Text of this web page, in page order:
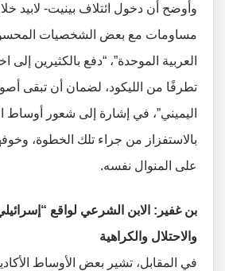
مساومات مع بعض الشخصيات
العربية الموحدة”، “دفع بالكثيرين إلى
تطرفًا من الليكود، لضمان أن تبقى
اليميني”، في إشارة إلى شعور أوساط
بالاستفزاز من جراء تلك الخطوة،
على المنوال نفسه.
بن غفير: الابن الشرعي لواقع
والاحتلال والكراهية
في المقابل، تشير بعض الأوساط